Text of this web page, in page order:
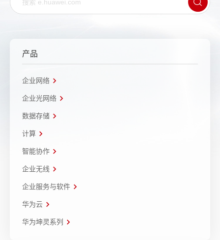
产品
企业网络
企业光网络
数据存储
计算
智能协作
企业无线
企业服务与软件
华为云
华为坤灵系列